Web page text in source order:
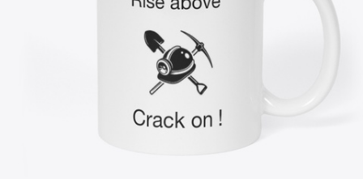
Überall verkaufen
Etwas verkaufen